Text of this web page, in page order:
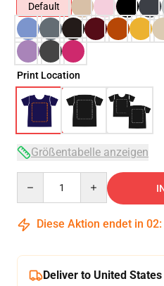
Default
Print Location
Größentabelle anzeigen
Diese Aktion endet in 02:
Deliver to United States